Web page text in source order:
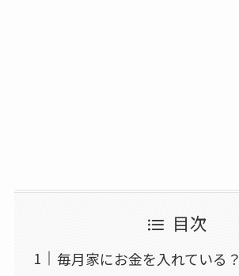
目次
毎月家にお金を入れている？